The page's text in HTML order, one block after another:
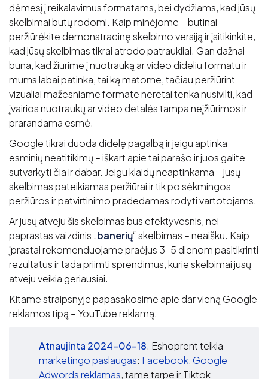
dėmesį į reikalavimus formatams, bei dydžiams, kad jūsų
skelbimai būtų rodomi. Kaip minėjome – būtinai
peržiūrėkite demonstracinę skelbimo versiją ir įsitikinkite,
kad jūsų skelbimas tikrai atrodo patraukliai. Gan dažnai
būna, kad žiūrime į nuotrauką ar video dideliu formatu ir
mums labai patinka, tai ką matome, tačiau peržiūrint
vizualiai mažesniame formate neretai tenka nusivilti, kad
įvairios nuotraukų ar video detalės tampa neįžiūrimos ir
prarandama esmė.
Google tikrai duoda didelę pagalbą ir jeigu aptinka
esminių neatitikimų – iškart apie tai parašo ir juos galite
sutvarkyti čia ir dabar. Jeigu klaidų neaptinkama – jūsų
skelbimas pateikiamas peržiūrai ir tik po sėkmingos
peržiūros ir patvirtinimo pradedamas rodyti vartotojams.
Ar jūsų atveju šis skelbimas bus efektyvesnis, nei
paprastas vaizdinis „banerių“ skelbimas – neaišku. Kaip
įprastai rekomenduojame praėjus 3-5 dienom pasitikrinti
rezultatus ir tada priimti sprendimus, kurie skelbimai jūsų
atveju veikia geriausiai.
Kitame straipsnyje papasakosime apie dar vieną Google
reklamos tipą – YouTube reklamą.
Atnaujinta 2024-06-18. Eshoprent teikia
marketingo paslaugas: Facebook, Google
Adwords reklamas, tame tarpe ir Tiktok